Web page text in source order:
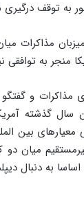
میزبان
منجر به توافقی
مذاکرات و
سال گذشته
معیارهای بین
میان
به دنبال